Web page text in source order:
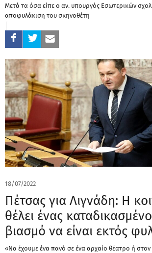
Μετά τα όσα είπε ο αν. υπουργός Εσωτερικών
αποφυλάκιση του σκηνοθέτη
18/07/2022
Πέτσας για Λιγνάδη: H
θέλει ένας
βιασμό να είναι εκτός
«Να έχουμε ένα πανό σε ένα αρχαίο θέατρο ή